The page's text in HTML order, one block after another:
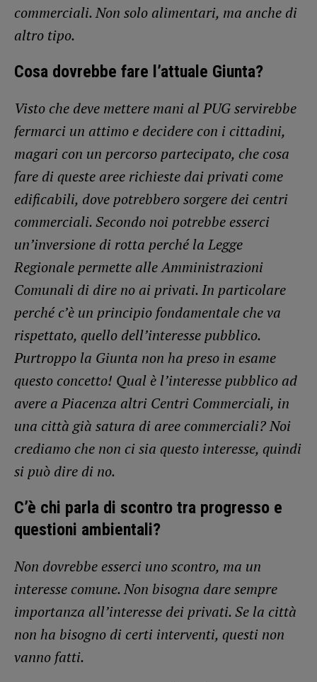
commerciali. Non solo alimentari, ma anche di
altro tipo.
Cosa dovrebbe fare l’attuale Giunta?
Visto che deve mettere mani al PUG servirebbe
fermarci un attimo e decidere con i cittadini,
magari con un percorso partecipato, che cosa
fare di queste aree richieste dai privati come
edificabili, dove potrebbero sorgere dei centri
commerciali. Secondo noi potrebbe esserci
un’inversione di rotta perché la Legge
Regionale permette alle Amministrazioni
Comunali di dire no ai privati. In particolare
perché c’è un principio fondamentale che va
rispettato, quello dell’interesse pubblico.
Purtroppo la Giunta non ha preso in esame
questo concetto! Qual è l’interesse pubblico ad
avere a Piacenza altri Centri Commerciali, in
una città già satura di aree commerciali? Noi
crediamo che non ci sia questo interesse, quindi
si può dire di no.
C’è chi parla di scontro tra progresso e
questioni ambientali?
Non dovrebbe esserci uno scontro, ma un
interesse comune. Non bisogna dare sempre
importanza all’interesse dei privati. Se la città
non ha bisogno di certi interventi, questi non
vanno fatti.